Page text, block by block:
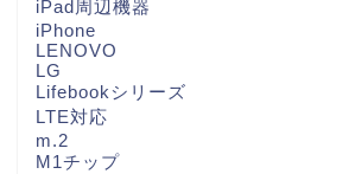
iPad周辺機器
iPhone
LENOVO
LG
Lifebookシリーズ
LTE対応
m.2
M1チップ